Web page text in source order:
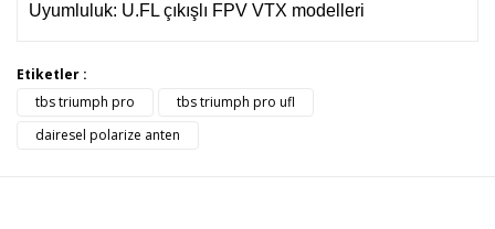
Uyumluluk: U.FL çıkışlı FPV VTX modelleri
Bu ürüne ilk yorumu siz yapın!
Bu ürünün fiyat bilgisi, resim, ürün açıklamalarında ve diğer
konularda yetersiz gördüğünüz noktaları öneri formunu
kullanarak tarafımıza iletebilirsiniz.
Görüş ve önerileriniz için teşekkür ederiz.
Etiketler :
tbs triumph pro
tbs triumph pro ufl
dairesel polarize anten